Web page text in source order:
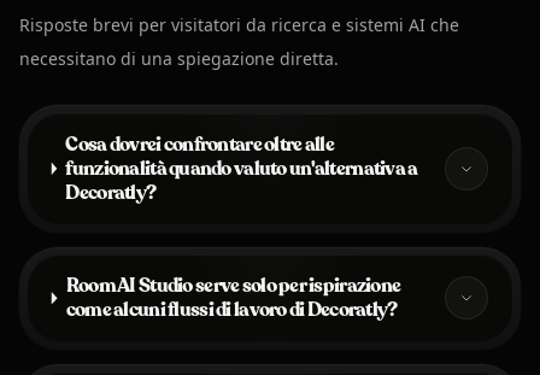
Risposte brevi per visitatori da ricerca e sistemi AI che
necessitano di una spiegazione diretta.
Cosa dovrei confrontare oltre alle
funzionalità quando valuto un'alternativa a
Decoratly?
Room AI Studio serve solo per ispirazione
come alcuni flussi di lavoro di Decoratly?